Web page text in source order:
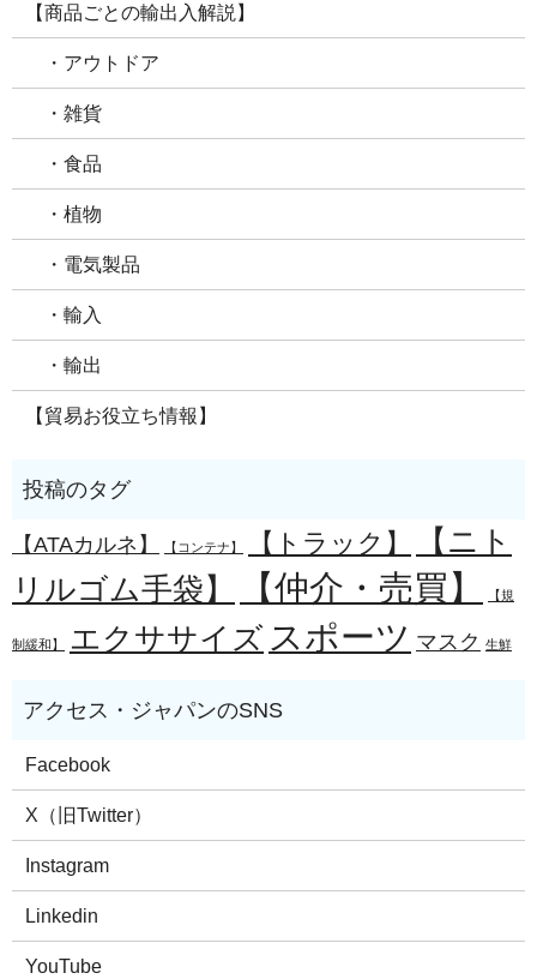
【商品ごとの輸出入解説】
・アウトドア
・雑貨
・食品
・植物
・電気製品
・輸入
・輸出
【貿易お役立ち情報】
【ATAカルネ】 【コンテナ】 【トラック】
【ニト
リルゴム手袋】
【仲介・売買】 【規
制緩和】 エクササイズ スポーツ マスク 生鮮
Facebook
X（旧Twitter）
Instagram
Linkedin
YouTube